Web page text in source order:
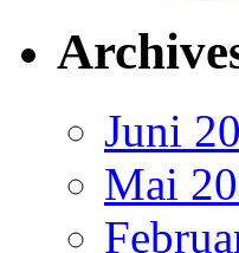
Juni
Mai